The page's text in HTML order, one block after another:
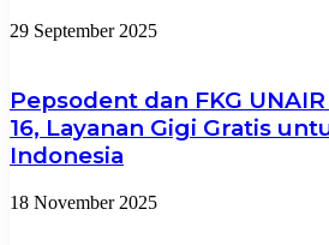
29 September 2025
Pepsodent dan FKG
16, Layanan Gigi Gratis
Indonesia
18 November 2025